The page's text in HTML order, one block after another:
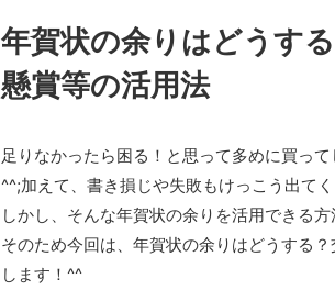
年賀状の余りはどうす
懸賞等の活用法
足りなかったら困る！と思って多めに買っ
^^;加えて、書き損じや失敗もけっこう出てく
しかし、そんな年賀状の余りを活用できる
そのため今回は、年賀状の余りはどうする
します！^^